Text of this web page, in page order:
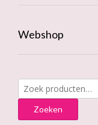
Webshop
Zoeken
naar:
Zoeken